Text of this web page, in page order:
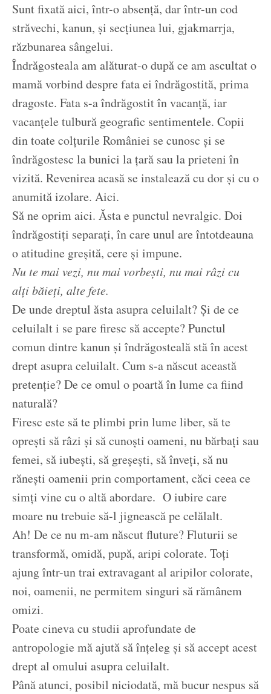
Sunt fixată aici, într-o absență, dar într-un cod
străvechi, kanun, și secțiunea lui, gjakmarrja,
răzbunarea sângelui.
Îndrăgosteala am alăturat-o după ce am ascultat o
mamă vorbind despre fata ei îndrăgostită, prima
dragoste. Fata s-a îndrăgostit în vacanță, iar
vacanțele tulbură geografic sentimentele. Copii
din toate colțurile României se cunosc și se
îndrăgostesc la bunici la țară sau la prieteni în
vizită. Revenirea acasă se instalează cu dor și cu o
anumită izolare. Aici.
Să ne oprim aici. Ăsta e punctul nevralgic. Doi
îndrăgostiți separați, în care unul are întotdeauna
o atitudine greșită, cere și impune.
Nu te mai vezi, nu mai vorbești, nu mai râzi cu
alți băieți, alte fete.
De unde dreptul ăsta asupra celuilalt? Și de ce
celuilalt i se pare firesc să accepte? Punctul
comun dintre kanun și îndrăgosteală stă în acest
drept asupra celuilalt. Cum s-a născut această
pretenție? De ce omul o poartă în lume ca fiind
naturală?
Firesc este să te plimbi prin lume liber, să te
oprești să râzi și să cunoști oameni, nu bărbați sau
femei, să iubești, să greșești, să înveți, să nu
rănești oamenii prin comportament, căci ceea ce
simți vine cu o altă abordare. O iubire care
moare nu trebuie să-l jignească pe celălalt.
Ah! De ce nu m-am născut fluture? Fluturii se
transformă, omidă, pupă, aripi colorate. Toți
ajung într-un trai extravagant al aripilor colorate,
noi, oamenii, ne permitem singuri să rămânem
omizi.
Poate cineva cu studii aprofundate de
antropologie mă ajută să înțeleg și să accept acest
drept al omului asupra celuilalt.
Până atunci, posibil niciodată, mă bucur nespus să